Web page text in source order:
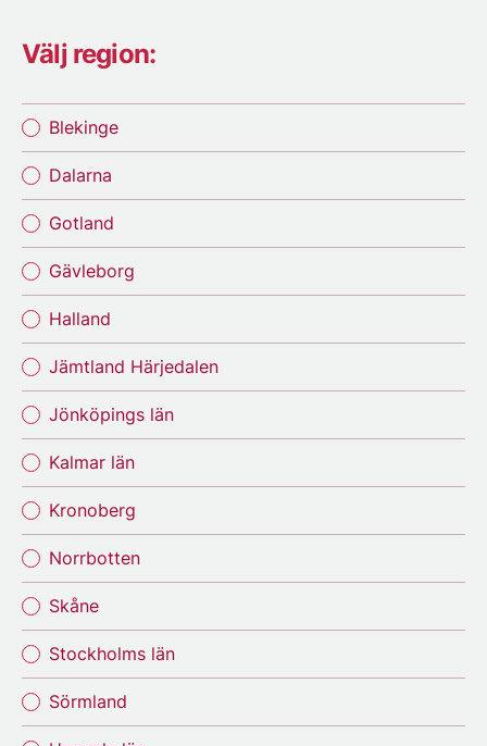
Välj region:
Blekinge
Dalarna
Gotland
Gävleborg
Halland
Jämtland Härjedalen
Jönköpings län
Kalmar län
Kronoberg
Norrbotten
Skåne
Stockholms län
Sörmland